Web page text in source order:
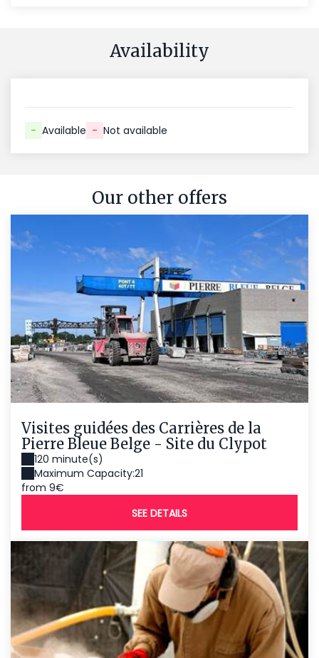
Availability
- Available - Not available
Our other offers
Visites guidées des Carrières de la
Pierre Bleue Belge - Site du Clypot
120 minute(s)
Maximum Capacity:21
from 9€
SEE DETAILS